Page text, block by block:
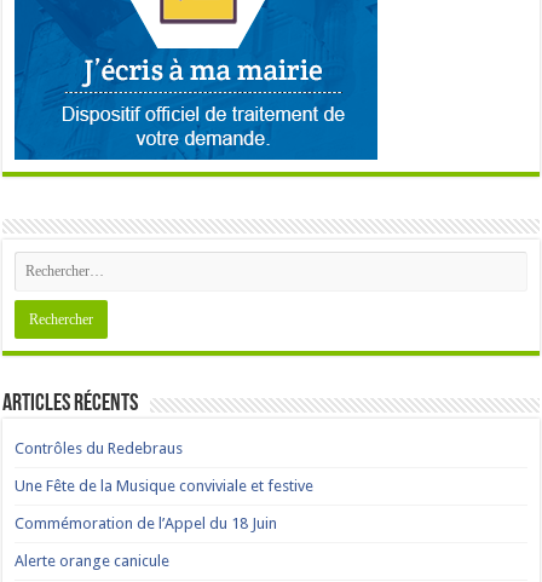
Articles récents
Contrôles du Redebraus
Une Fête de la Musique conviviale et festive
Commémoration de l’Appel du 18 Juin
Alerte orange canicule